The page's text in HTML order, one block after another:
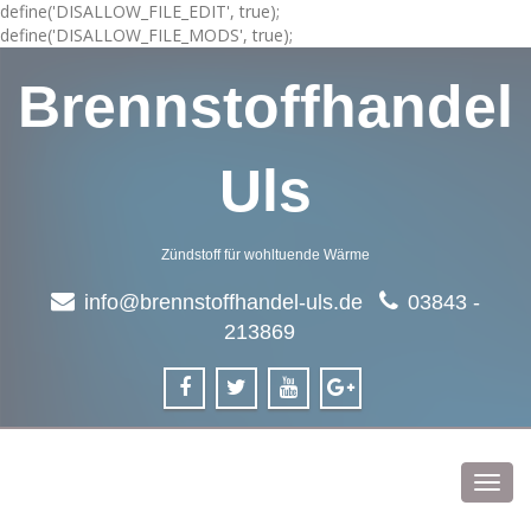
define('DISALLOW_FILE_EDIT', true);
define('DISALLOW_FILE_MODS', true);
Brennstoffhandel
Uls
Zündstoff für wohltuende Wärme
info@brennstoffhandel-uls.de
03843 -
213869